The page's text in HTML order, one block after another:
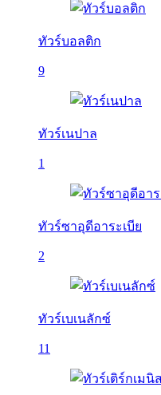
ทัวร์บอลติก
9
ทัวร์เนปาล
1
ทัวร์ซาอุดีอาระเบีย
2
ทัวร์เบเนลักซ์
11